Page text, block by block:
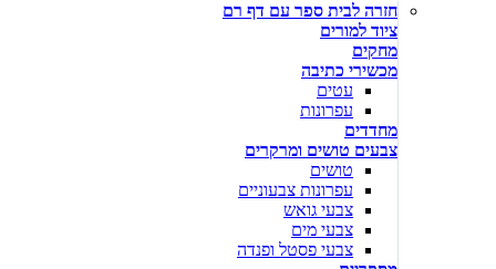
חזרה לבית ספר עם דף רם
ציוד למורים
מחקים
מכשירי כתיבה
עטים
עפרונות
מחדדים
צבעים טושים ומרקרים
טושים
עפרונות צבעוניים
צבעי גואש
צבעי מים
צבעי פסטל ופנדה